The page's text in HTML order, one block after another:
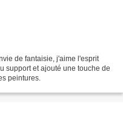
de fantaisie, j'aime l'esprit
support et ajouté une touche de
peintures.